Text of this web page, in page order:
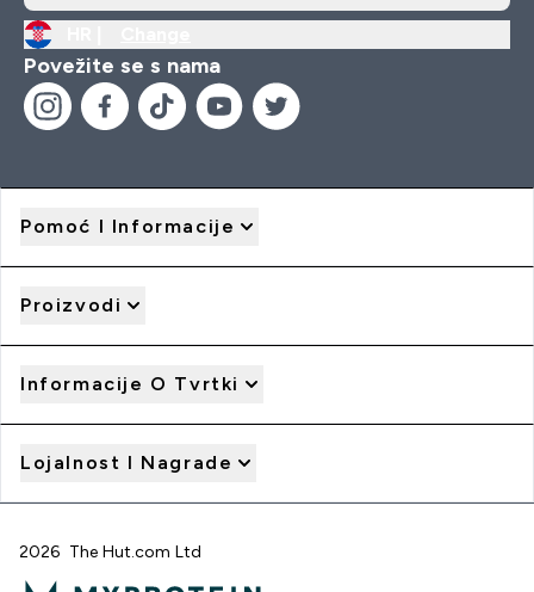
Povežite se s nama
Pomoć I Informacije
Proizvodi
Informacije O Tvrtki
Lojalnost I Nagrade
2026 The Hut.com Ltd